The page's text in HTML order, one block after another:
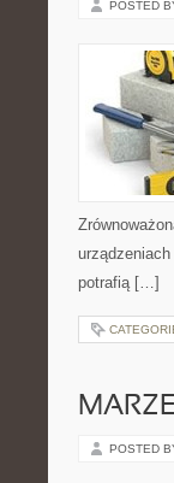
POSTED
potrafią […]
POSTED